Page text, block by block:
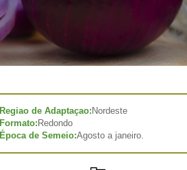
Regiao de Adaptaçao: Nordeste
Formato: Redondo
Época de Semeio:Agosto a janeiro.